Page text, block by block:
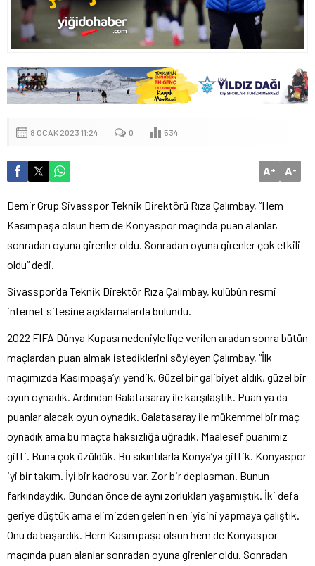
8 OCAK 2023 11:24 0 534
A+ A-
Demir Grup Sivasspor Teknik Direktörü Rıza Çalımbay, “Hem
Kasımpaşa olsun hem de Konyaspor maçında puan alanlar,
sonradan oyuna girenler oldu. Sonradan oyuna girenler çok etkili
oldu” dedi.
Sivasspor’da Teknik Direktör Rıza Çalımbay, kulübün resmi
internet sitesine açıklamalarda bulundu.
2022 FIFA Dünya Kupası nedeniyle lige verilen aradan sonra bütün
maçlardan puan almak istediklerini söyleyen Çalımbay, “İlk
maçımızda Kasımpaşa’yı yendik. Güzel bir galibiyet aldık, güzel bir
oyun oynadık. Ardından Galatasaray ile karşılaştık. Puan ya da
puanlar alacak oyun oynadık. Galatasaray ile mükemmel bir maç
oynadık ama bu maçta haksızlığa uğradık. Maalesef puanımız
gitti. Buna çok üzüldük. Bu sıkıntılarla Konya’ya gittik. Konyaspor
iyi bir takım. İyi bir kadrosu var. Zor bir deplasman. Bunun
farkındaydık. Bundan önce de aynı zorlukları yaşamıştık. İki defa
geriye düştük ama elimizden gelenin en iyisini yapmaya çalıştık.
Onu da başardık. Hem Kasımpaşa olsun hem de Konyaspor
maçında puan alanlar sonradan oyuna girenler oldu. Sonradan